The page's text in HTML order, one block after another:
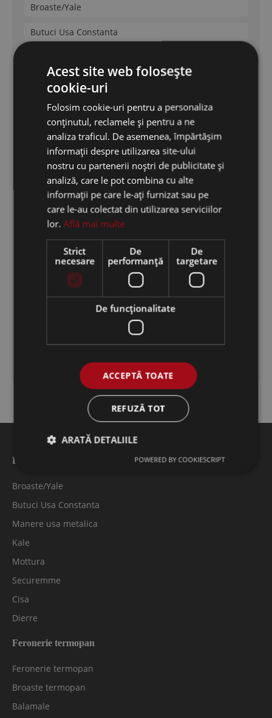
Broaste/Yale
Butuci Usa Constanta
Mottura
Securemme
Dierre
Feronerie Termopan
Feronerie termopan
Broaste termopan
Balamale
Manere termopan
Feronerie usi metalice
Broaste/Yale
Butuci Usa Constanta
Manere usa metalica
Kale
Mottura
Securemme
Cisa
Dierre
Feronerie termopan
Feronerie termopan
Broaste termopan
Balamale
Acest site web folosește
cookie-uri
Folosim cookie-uri pentru a personaliza
conținutul, reclamele și pentru a ne
analiza traficul. De asemenea, împărtășim
informații despre utilizarea site-ului
nostru cu partenerii noștri de publicitate și
analiză, care le pot combina cu alte
informații pe care le-ați furnizat sau pe
care le-au colectat din utilizarea serviciilor
lor.Află mai multe
Strict
necesare
De
performanță
De
targetare
De funcţionalitate
ACCEPTĂ TOATE
REFUZĂ TOT
ARATĂ DETALIILE
POWERED BY COOKIESCRIPT